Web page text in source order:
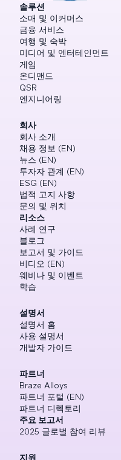
솔루션
소매 및 이커머스
금융 서비스
여행 및 숙박
미디어 및 엔터테인먼트
게임
온디맨드
QSR
엔지니어링
회사
회사 소개
채용 정보 (EN)
뉴스 (EN)
투자자 관계 (EN)
ESG (EN)
법적 고지 사항
문의 및 위치
리소스
사례 연구
블로그
보고서 및 가이드
비디오 (EN)
웨비나 및 이벤트
학습
설명서
설명서 홈
사용 설명서
개발자 가이드
파트너
Braze Alloys
파트너 포털 (EN)
파트너 디렉토리
주요 보고서
2025 글로벌 참여 리뷰
지원